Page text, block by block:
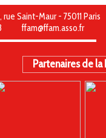
Saint-Maur - 75011 Paris
ffam@ffam.asso.fr
Partenaires de la